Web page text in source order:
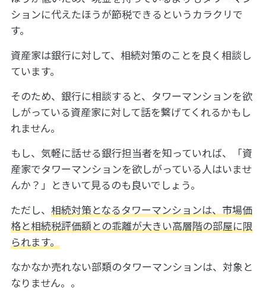
ションに代えたほうが節税できるというカラクリで
す。
資産家は銀行に対して、相続対策のことを良く相談し
ています。
そのため、銀行に相談すると、タワーマンションを欲
しがっている資産家に対して話を繋げてくれるかもし
れません。
もし、気軽に話せる銀行担当者を知っていれば、「資
産家でタワーマンションを欲しがっている人はいませ
んか？」ときいて見るのも良いでしょう。
ただし、 相続対策となるタワーマンションは、市場価
格と相続税評価額との乖離が大きい高層階の部屋に限
られます。
なかなか売れない部類のタワーマンションは、対象と
なりません。。